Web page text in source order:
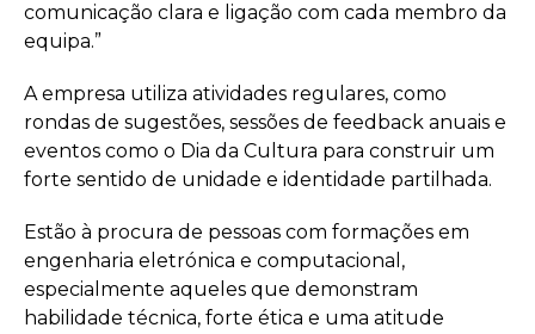
comunicação clara e ligação com cada membro da
equipa.”
A empresa utiliza atividades regulares, como
rondas de sugestões, sessões de feedback anuais e
eventos como o Dia da Cultura para construir um
forte sentido de unidade e identidade partilhada.
Estão à procura de pessoas com formações em
engenharia eletrónica e computacional,
especialmente aqueles que demonstram
habilidade técnica, forte ética e uma atitude